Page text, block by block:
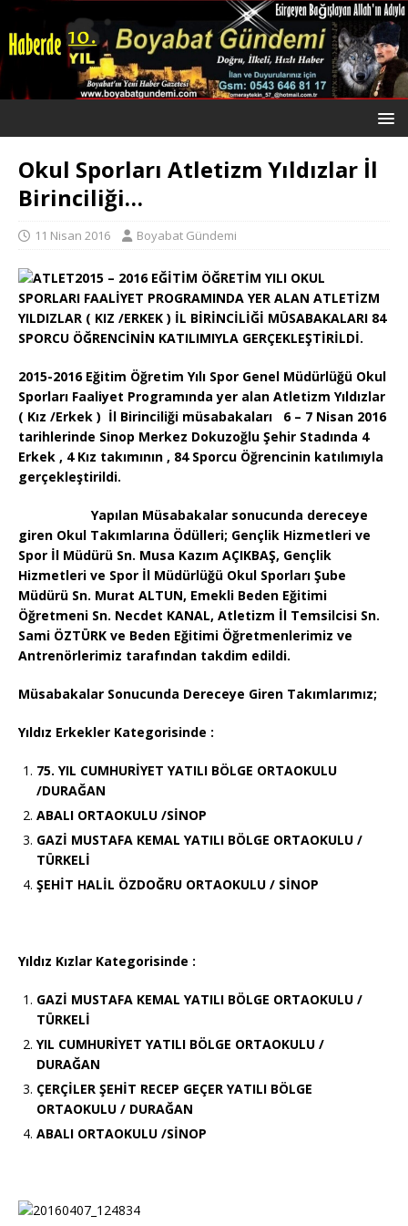
Okul Sporları Atletizm Yıldızlar İl
Birinciliği…
11 Nisan 2016 Boyabat Gündemi
2015 – 2016 EĞİTİM ÖĞRETİM YILI OKUL
SPORLARI FAALİYET PROGRAMINDA YER ALAN ATLETİZM
YILDIZLAR ( KIZ /ERKEK ) İL BİRİNCİLİĞİ MÜSABAKALARI 84
SPORCU ÖĞRENCİNİN KATILIMIYLA GERÇEKLEŞTİRİLDİ.
2015-2016 Eğitim Öğretim Yılı Spor Genel Müdürlüğü Okul
Sporları Faaliyet Programında yer alan Atletizm Yıldızlar
( Kız /Erkek ) İl Birinciliği müsabakaları 6 – 7 Nisan 2016
tarihlerinde Sinop Merkez Dokuzoğlu Şehir Stadında 4
Erkek , 4 Kız takımının , 84 Sporcu Öğrencinin katılımıyla
gerçekleştirildi.
Yapılan Müsabakalar sonucunda dereceye
giren Okul Takımlarına Ödülleri; Gençlik Hizmetleri ve
Spor İl Müdürü Sn. Musa Kazım AÇIKBAŞ, Gençlik
Hizmetleri ve Spor İl Müdürlüğü Okul Sporları Şube
Müdürü Sn. Murat ALTUN, Emekli Beden Eğitimi
Öğretmeni Sn. Necdet KANAL, Atletizm İl Temsilcisi Sn.
Sami ÖZTÜRK ve Beden Eğitimi Öğretmenlerimiz ve
Antrenörlerimiz tarafından takdim edildi.
Müsabakalar Sonucunda Dereceye Giren Takımlarımız;
Yıldız Erkekler Kategorisinde :
75. YIL CUMHURİYET YATILI BÖLGE ORTAOKULU
/DURAĞAN
ABALI ORTAOKULU /SİNOP
GAZİ MUSTAFA KEMAL YATILI BÖLGE ORTAOKULU /
TÜRKELİ
ŞEHİT HALİL ÖZDOĞRU ORTAOKULU / SİNOP
Yıldız Kızlar Kategorisinde :
GAZİ MUSTAFA KEMAL YATILI BÖLGE ORTAOKULU /
TÜRKELİ
YIL CUMHURİYET YATILI BÖLGE ORTAOKULU /
DURAĞAN
ÇERÇİLER ŞEHİT RECEP GEÇER YATILI BÖLGE
ORTAOKULU / DURAĞAN
ABALI ORTAOKULU /SİNOP